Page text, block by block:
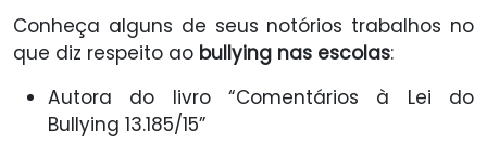
Conheça alguns de seus notórios trabalhos no
que diz respeito ao bullying nas escolas:
Autora do livro “Comentários à Lei do
Bullying 13.185/15”